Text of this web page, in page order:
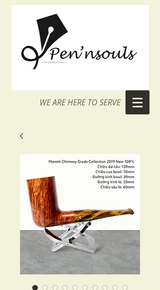
WE ARE HERE TO SERVE